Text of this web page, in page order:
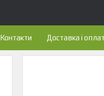
Контакти Доставка і